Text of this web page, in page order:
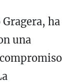
ha
una